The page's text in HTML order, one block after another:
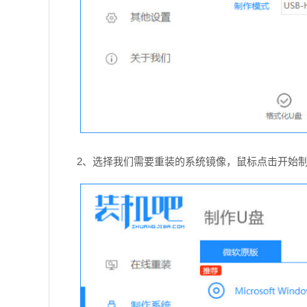
2、选择我们需要重装的系统镜像，鼠标点击开始